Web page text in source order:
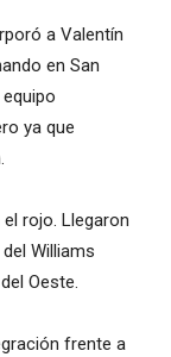
a Valentín
en San
ya que
el rojo. Llegaron
Williams
Oeste.
frente a